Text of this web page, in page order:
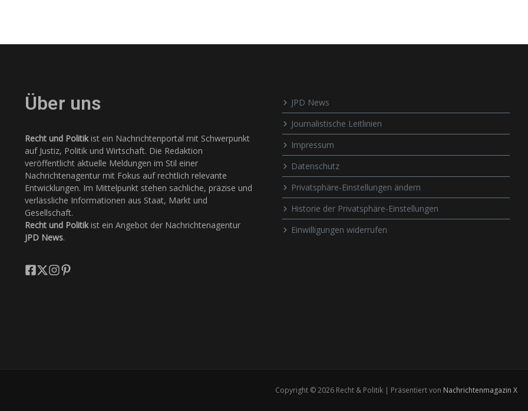
Über uns
Recht und Politikist ein Nachrichtenportal mit Schwerpunkt
auf Justiz, Politik und Wirtschaft. Die Redaktion
veröffentlicht aktuelle Meldungen im Stil einer
Nachrichtenagentur mit Fokus auf rechtlich relevante
Entwicklungen. Im Mittelpunkt stehen sachliche, präzise und
verlässliche Informationen aus Staat, Markt und
Gesellschaft.
Recht und Politikist ein Angebot der Nachrichtenagentur
JPD News.
JPD News
Journalistische Leitlinien
Impressum
Datenschutz
Privatsphäre-Einstellungen ändern
Historie der Privatsphäre-Einstellungen
Einwilligungen widerrufen
Copyright © 2026 Recht & Politik | Präsentiert von Nachrichtenmagazin X